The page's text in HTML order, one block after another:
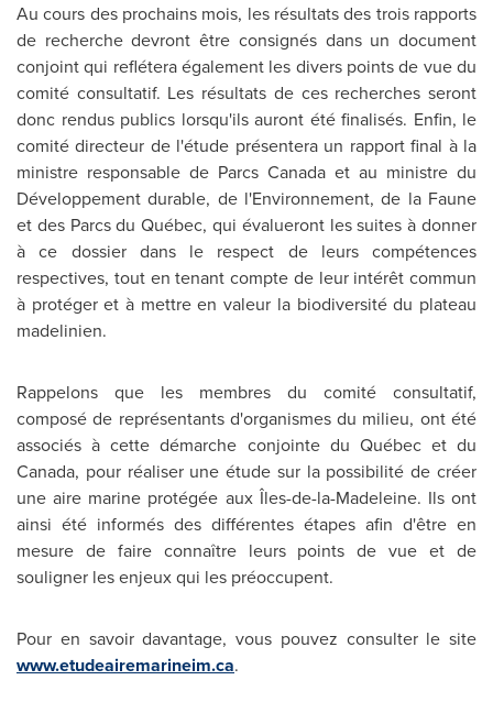
Au cours des prochains mois, les résultats des trois rapports
de recherche devront être consignés dans un document
conjoint qui reflétera également les divers points de vue du
comité consultatif. Les résultats de ces recherches seront
donc rendus publics lorsqu'ils auront été finalisés. Enfin, le
comité directeur de l'étude présentera un rapport final à la
ministre responsable de Parcs Canada et au ministre du
Développement durable, de l'Environnement, de la Faune
et des Parcs du Québec, qui évalueront les suites à donner
à ce dossier dans le respect de leurs compétences
respectives, tout en tenant compte de leur intérêt commun
à protéger et à mettre en valeur la biodiversité du plateau
madelinien.
Rappelons que les membres du comité consultatif,
composé de représentants d'organismes du milieu, ont été
associés à cette démarche conjointe du Québec et du
Canada, pour réaliser une étude sur la possibilité de créer
une aire marine protégée aux Îles-de-la-Madeleine. Ils ont
ainsi été informés des différentes étapes afin d'être en
mesure de faire connaître leurs points de vue et de
souligner les enjeux qui les préoccupent.
Pour en savoir davantage, vous pouvez consulter le site
www.etudeairemarineim.ca.